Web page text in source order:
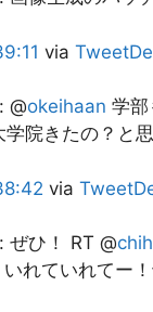
via
: @okeihaan 学
学院きたの？と
via
: ぜひ！ RT @
いれていれてー